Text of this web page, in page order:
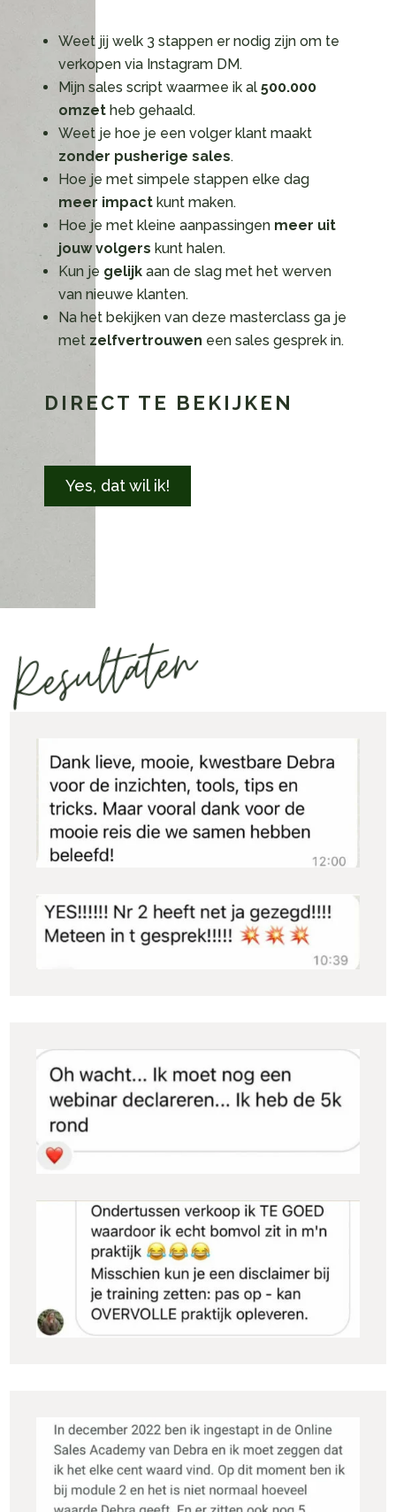
Weet jij welk 3 stappen er nodig zijn om te
verkopen via Instagram DM.
Mijn sales script waarmee ik al 500.000
omzet heb gehaald.
Weet je hoe je een volger klant maakt
zonder pusherige sales.
Hoe je met simpele stappen elke dag
meer impact kunt maken.
Hoe je met kleine aanpassingen meer uit
jouw volgers kunt halen.
Kun je gelijk aan de slag met het werven
van nieuwe klanten.
Na het bekijken van deze masterclass ga je
met zelfvertrouwen een sales gesprek in.
DIRECT TE BEKIJKEN
Yes, dat wil ik!
Resultaten